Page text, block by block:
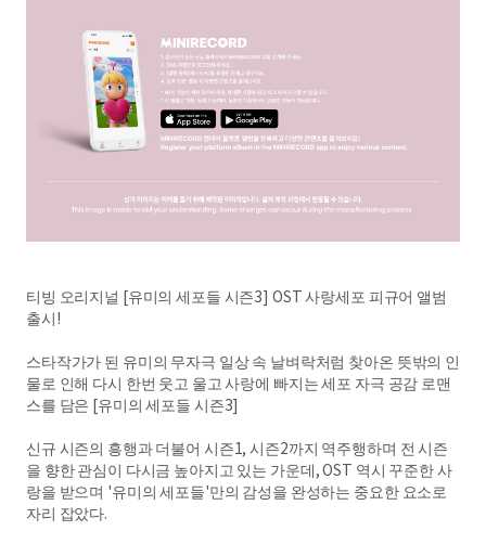
티빙 오리지널 [유미의 세포들 시즌3] OST 사랑세포 피규어 앨범
출시!
스타작가가 된 유미의 무자극 일상 속 날벼락처럼 찾아온 뜻밖의 인
물로 인해 다시 한번 웃고 울고 사랑에 빠지는 세포 자극 공감 로맨
스를 담은 [유미의 세포들 시즌3]
신규 시즌의 흥행과 더불어 시즌1, 시즌2까지 역주행하며 전 시즌
을 향한 관심이 다시금 높아지고 있는 가운데, OST 역시 꾸준한 사
랑을 받으며 '유미의 세포들'만의 감성을 완성하는 중요한 요소로
자리 잡았다.